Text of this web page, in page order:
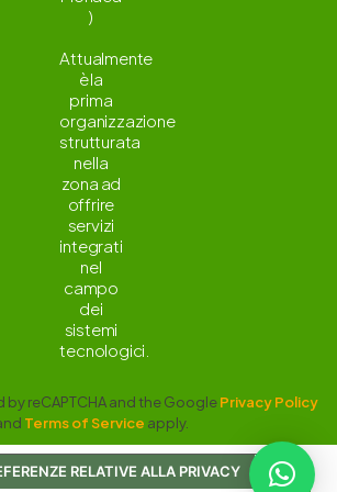
)
Attualmente
è la
prima
organizzazione
strutturata
nella
zona ad
offrire
servizi
integrati
nel
campo
dei
sistemi
tecnologici.
reCAPTCHA and the GooglePrivacy Policy
Terms of Service apply.
RELATIVE ALLA PRIVACY